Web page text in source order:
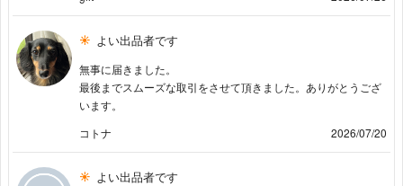
よい出品者です
無事に届きました。
最後までスムーズな取引をさせて頂きました。ありがとうござ
います。
コトナ
2026/07/20
よい出品者です